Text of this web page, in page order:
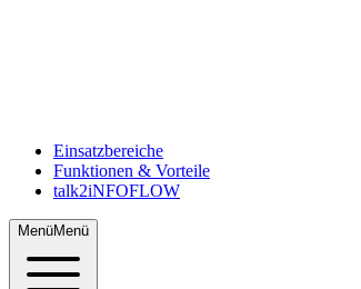
Einsatzbereiche
Funktionen & Vorteile
talk2iNFOFLOW
MenüMenü